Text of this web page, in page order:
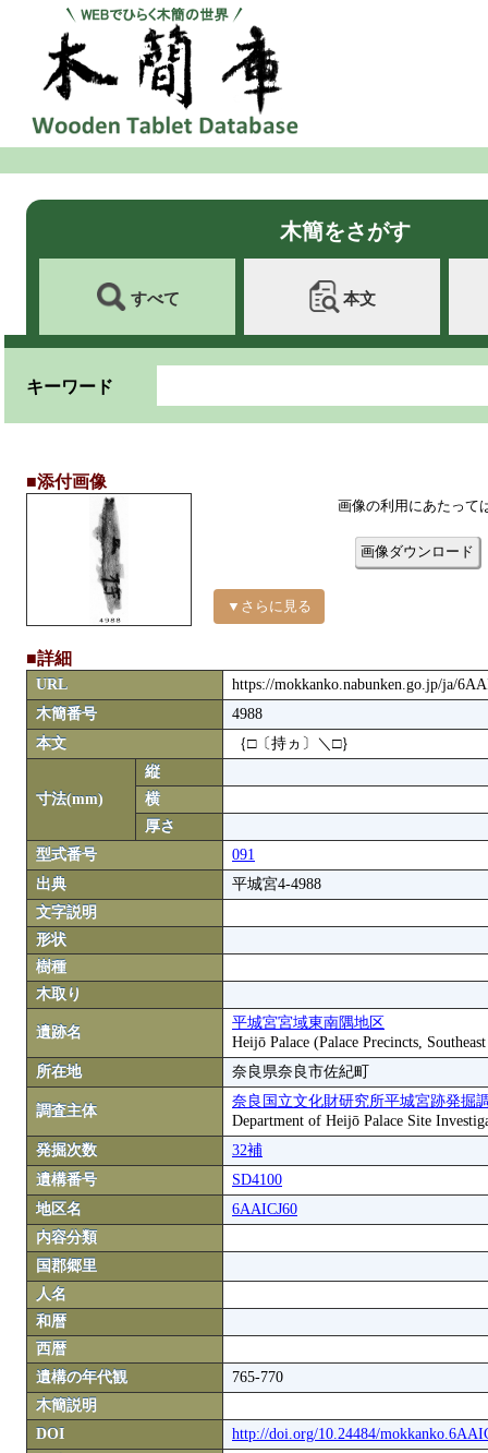
木簡をさがす
すべて 本文
キーワード
■添付画像
▼さらに見る
画像の利用にあたって
画像ダウンロード
■詳細
URL
https://mokkanko.nabunken.go.jp/ja/
木簡番号
4988
本文
｛□〔持ヵ〕＼□｝
寸法(mm)
縦
横
厚さ
型式番号
091
出典
平城宮4-4988
文字説明
形状
樹種
木取り
遺跡名
平城宮宮域東南隅地区
Heijō Palace (Palace Precincts,
所在地
奈良県奈良市佐紀町
調査主体
奈良国立文化財研究所平城宮跡発掘
Department of Heijō Palace Site
発掘次数
32補
遺構番号
SD4100
地区名
6AAICJ60
内容分類
国郡郷里
人名
和暦
西暦
遺構の年代観
765-770
木簡説明
DOI
http://doi.org/10.24484/